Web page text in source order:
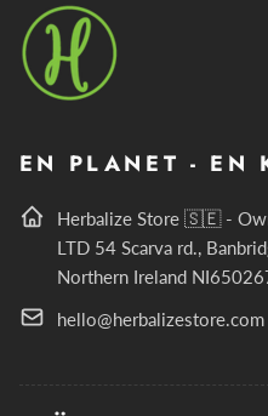
EN PLANET - EN
Herbalize Store 🇸🇪 -
LTD 54 Scarva rd.,
Northern Ireland
hello@herbalizestore.com